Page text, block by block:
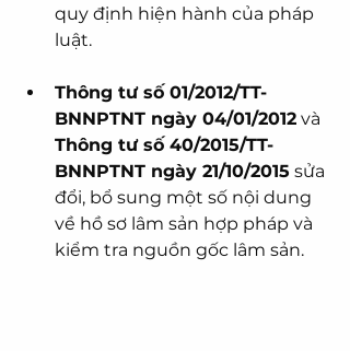
quy định hiện hành của pháp
luật.
Thông tư số 01/2012/TT-
BNNPTNT ngày 04/01/2012 và
Thông tư số 40/2015/TT-
BNNPTNT ngày 21/10/2015 sửa
đổi, bổ sung một số nội dung
về hồ sơ lâm sản hợp pháp và
kiểm tra nguồn gốc lâm sản.